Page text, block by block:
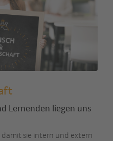
Lernenden liegen uns
sie intern und extern